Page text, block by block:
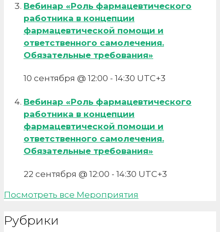
Вебинар «Роль фармацевтического
работника в концепции
фармацевтической помощи и
ответственного самолечения.
Обязательные требования»
10 сентября @ 12:00 - 14:30 UTC+3
Вебинар «Роль фармацевтического
работника в концепции
фармацевтической помощи и
ответственного самолечения.
Обязательные требования»
22 сентября @ 12:00 - 14:30 UTC+3
Посмотреть все Мероприятия
Рубрики